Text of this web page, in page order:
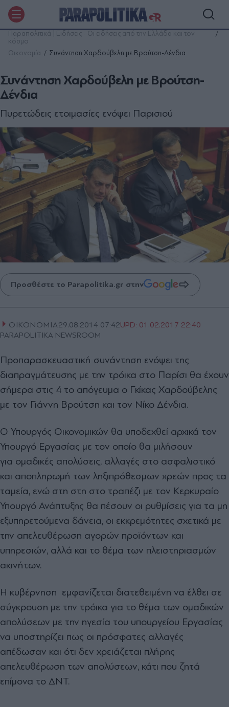
Παραπολιτικά | Ειδήσεις - Οι ειδήσεις από την Ελλάδα και τον
κόσμο
Οικονομία
Συνάντηση Χαρδούβελη με Βρούτση-Δένδια
Συνάντηση Χαρδούβελη με Βρούτση-
Δένδια
Πυρετώδεις ετοιμασίες ενόψει Παρισιού
Προσθέστε το Parapolitika.gr στην
ΟΙΚΟΝΟΜΙΑ29.08.2014 07:42UPD: 01.02.2017 22:40
PARAPOLITIKA NEWSROOM
Προπαρασκευαστική συνάντηση ενόψει της
διαπραγμάτευσης με την τρόικα στο Παρίσι θα έχουν
σήμερα στις 4 το απόγευμα ο Γκίκας Χαρδούβελης
με τον Γιάννη Βρούτση και τον Νίκο Δένδια.
Ο Υπουργός Οικονομικών θα υποδεχθεί αρχικά τον
Υπουργό Εργασίας με τον οποίο θα μιλήσουν
για ομαδικές απολύσεις, αλλαγές στο ασφαλιστικό
και αποπληρωμή των ληξιπρόθεσμων χρεών προς τα
ταμεία, ενώ στη στη στο τραπέζι με τον Κερκυραίο
Υπουργό Ανάπτυξης θα πέσουν οι ρυθμίσεις για τα μη
εξυπηρετούμενα δάνεια, οι εκκρεμότητες σχετικά με
την απελευθέρωση αγορών προϊόντων και
υπηρεσιών, αλλά και το θέμα των πλειστηριασμών
ακινήτων.
Η κυβέρνηση εμφανίζεται διατεθειμένη να έλθει σε
σύγκρουση με την τρόικα για το θέμα των ομαδικών
απολύσεων με την ηγεσία του υπουργείου Εργασίας
να υποστηρίζει πως οι πρόσφατες αλλαγές
απέδωσαν και ότι δεν χρειάζεται πλήρης
απελευθέρωση των απολύσεων, κάτι που ζητά
επίμονα το ΔΝΤ.